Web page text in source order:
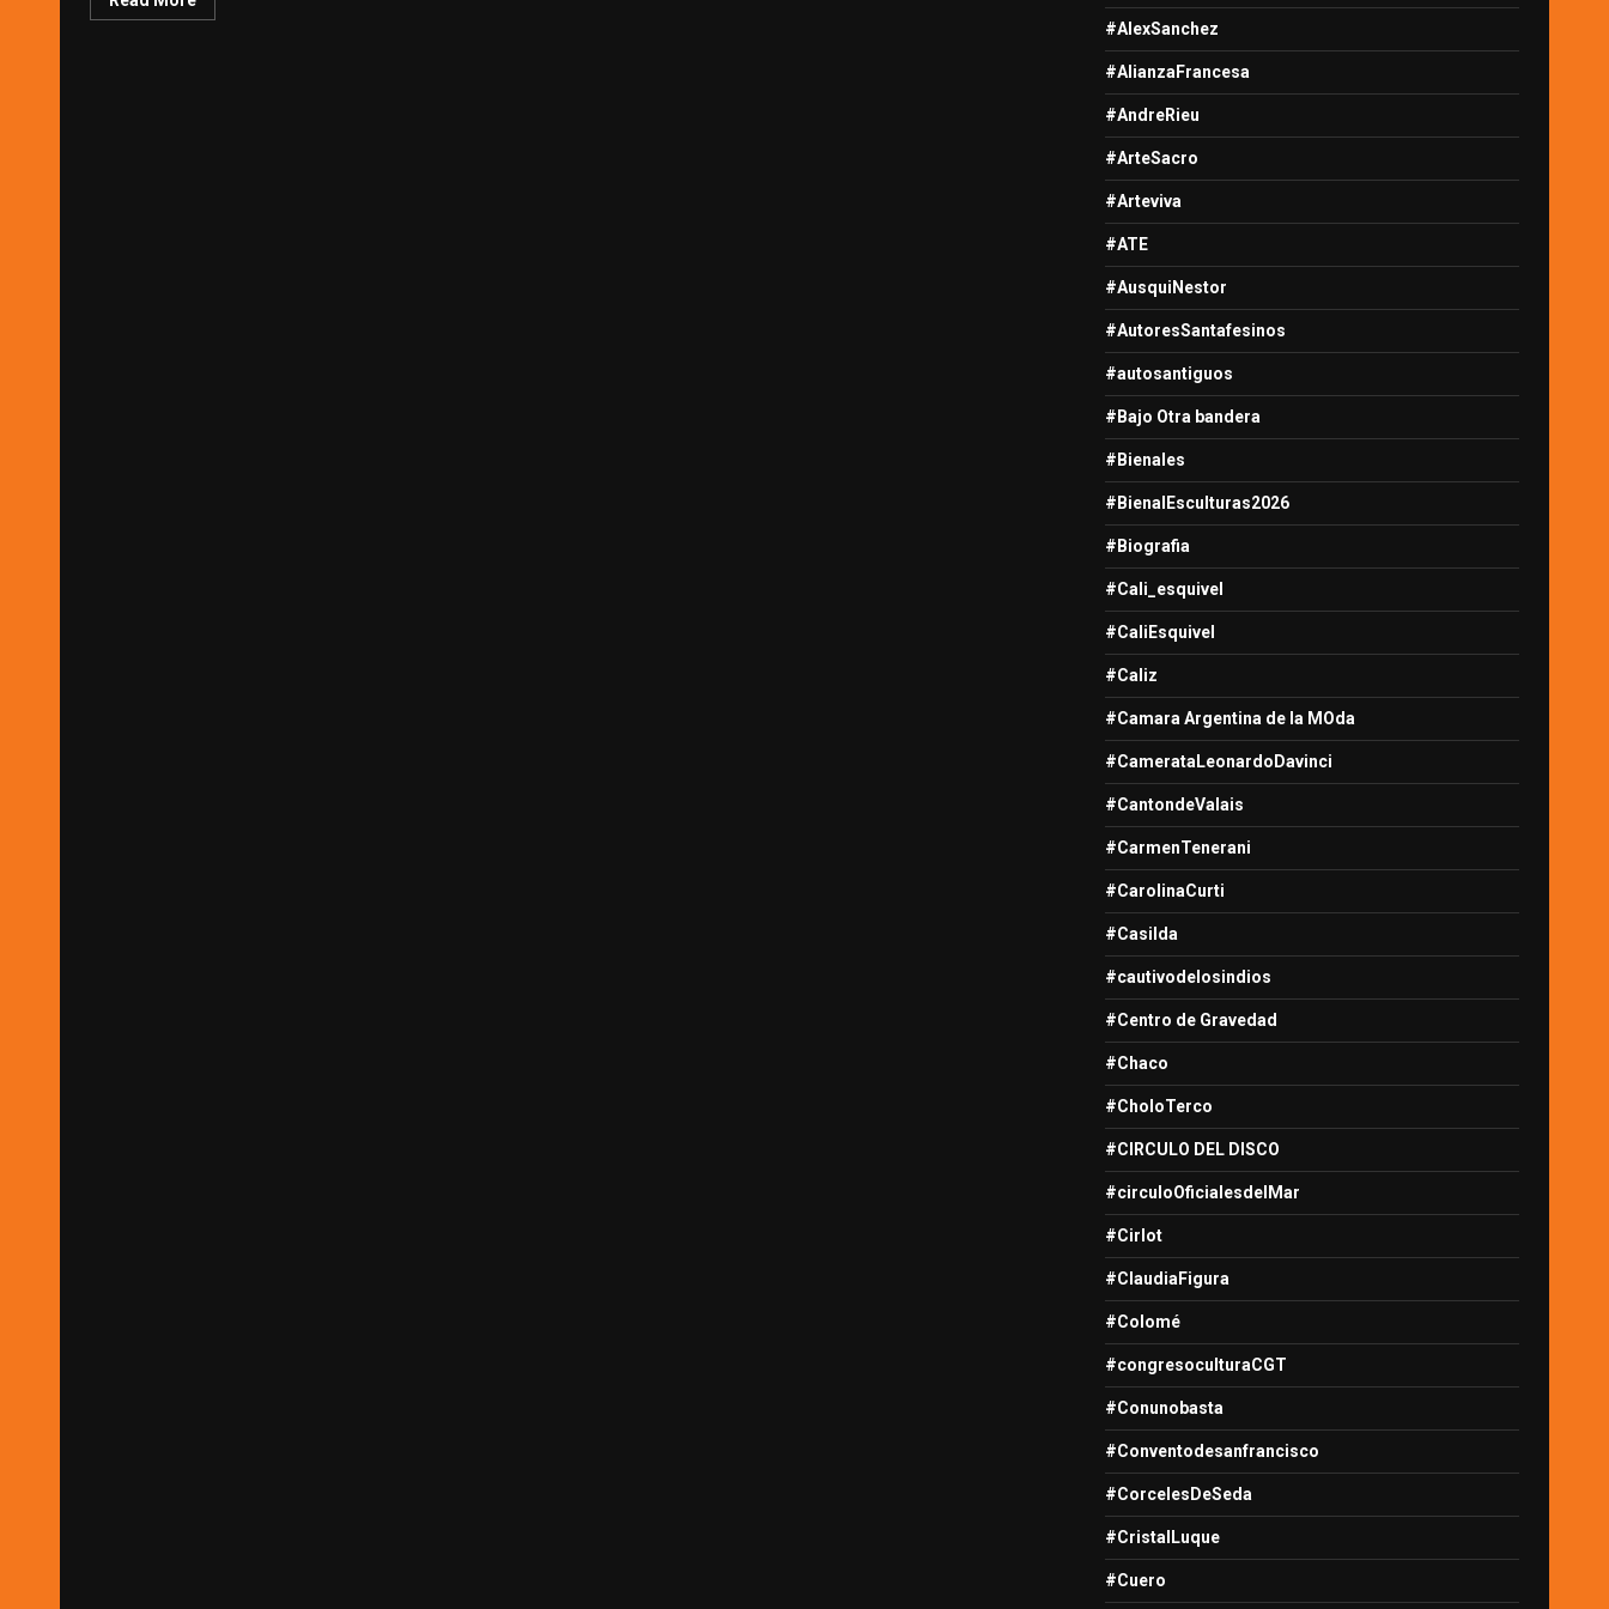
#AlexSanchez
#AlianzaFrancesa
#AndreRieu
#ArteSacro
#Arteviva
#ATE
#AusquiNestor
#AutoresSantafesinos
#autosantiguos
#Bajo Otra bandera
#Bienales
#BienalEsculturas2026
#Biografia
#Cali_esquivel
#CaliEsquivel
#Caliz
#Camara Argentina de la MOda
#CamerataLeonardoDavinci
#CantondeValais
#CarmenTenerani
#CarolinaCurti
#Casilda
#cautivodelosindios
#Centro de Gravedad
#Chaco
#CholoTerco
#CIRCULO DEL DISCO
#circuloOficialesdelMar
#Cirlot
#ClaudiaFigura
#Colomé
#congresoculturaCGT
#Conunobasta
#Conventodesanfrancisco
#CorcelesDeSeda
#CristalLuque
#Cuero